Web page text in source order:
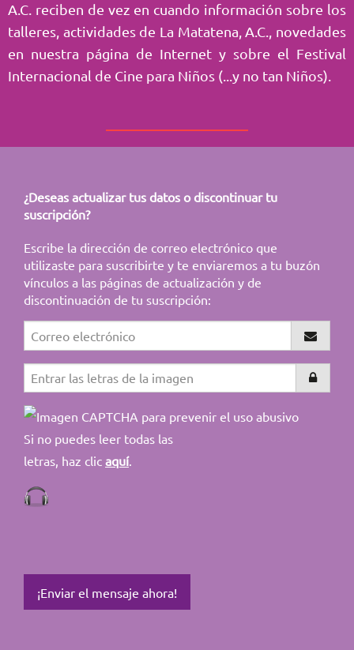
A.C. reciben de vez en cuando información sobre los
talleres, actividades de La Matatena, A.C., novedades
en nuestra página de Internet y sobre el Festival
Internacional de Cine para Niños (...y no tan Niños).
¿Deseas actualizar tus datos o discontinuar tu
suscripción?
Escribe la dirección de correo electrónico que
utilizaste para suscribirte y te enviaremos a tu buzón
vínculos a las páginas de actualización y de
discontinuación de tu suscripción:
Si no puedes leer todas las
letras, haz clic aquí.